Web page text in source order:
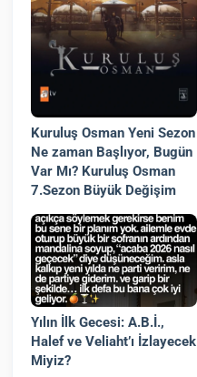
Kuruluş Osman Yeni Sezon
Ne zaman Başlıyor, Bugün
Var Mı? Kuruluş Osman
7.Sezon Büyük Değişim
Yılın İlk Gecesi: A.B.İ.,
Halef ve Veliaht’ı İzlayecek
Miyiz?